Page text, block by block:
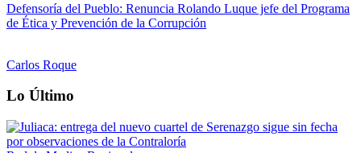
Defensoría del Pueblo: Renuncia Rolando Luque jefe del Programa
de Ética y Prevención de la Corrupción
Carlos Roque
Lo Último